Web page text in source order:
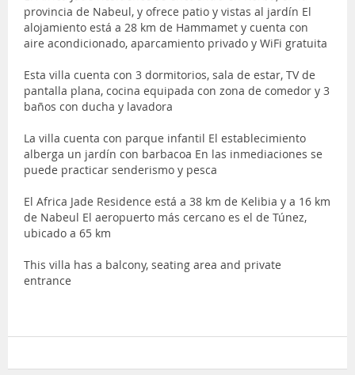
provincia de Nabeul, y ofrece patio y vistas al jardín El
alojamiento está a 28 km de Hammamet y cuenta con
aire acondicionado, aparcamiento privado y WiFi gratuita
Esta villa cuenta con 3 dormitorios, sala de estar, TV de
pantalla plana, cocina equipada con zona de comedor y 3
baños con ducha y lavadora
La villa cuenta con parque infantil El establecimiento
alberga un jardín con barbacoa En las inmediaciones se
puede practicar senderismo y pesca
El Africa Jade Residence está a 38 km de Kelibia y a 16 km
de Nabeul El aeropuerto más cercano es el de Túnez,
ubicado a 65 km
This villa has a balcony, seating area and private
entrance